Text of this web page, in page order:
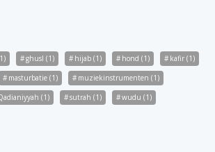
ghusl (1) hijab (1) hond (1) kafir (1)
masturbatie (1) muziekinstrumenten (1)
(1) sutrah (1) wudu (1)